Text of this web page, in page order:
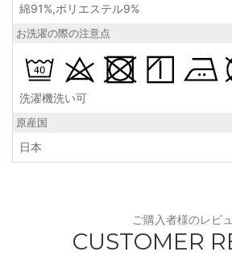
綿91%,ポリエステル9%
お洗濯の際の注意点
洗濯機洗い可
原産国
日本
ご購入者様のレビ
CUSTOMER